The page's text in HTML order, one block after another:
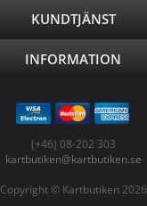
KUNDTJÄNST
INFORMATION
(+46) 08-202 303
kartbutiken@kartbutiken.se
Copyright © Kartbutiken 2026